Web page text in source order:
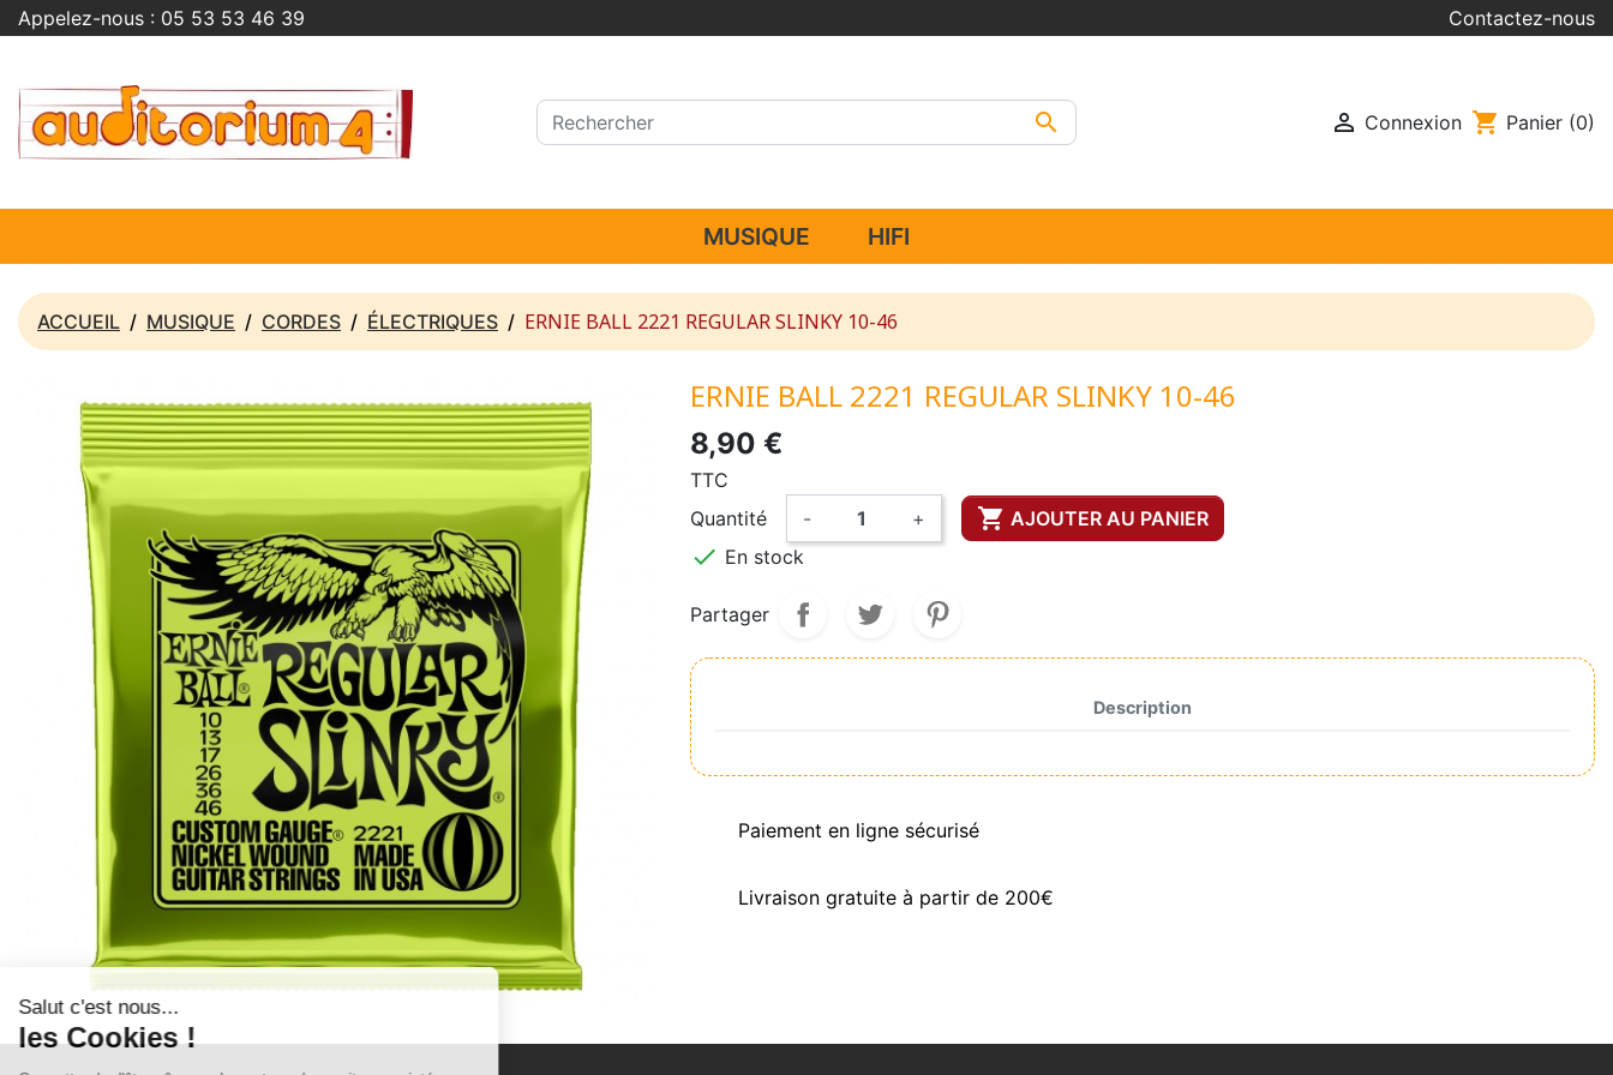
Appelez-nous : 05 53 53 46 39 Contactez-nous
  Connexion shopping_cart Panier (0)
MUSIQUE HIFI
ACCUEIL MUSIQUE CORDES ÉLECTRIQUES ERNIE BALL 2221 REGULAR SLINKY 10-46
ERNIE BALL 2221 REGULAR SLINKY 10-46
8,90 €
TTC
Quantité
- +  AJOUTER AU PANIER
 En stock
Partager
Description
Paiement en ligne sécurisé
Livraison gratuite à partir de 200€
Salut c'est nous...
les Cookies !